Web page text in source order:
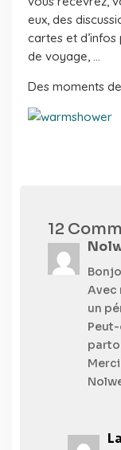
eux, des
cartes et
de voyage, …
Des moments
12
Avec
un
Merci